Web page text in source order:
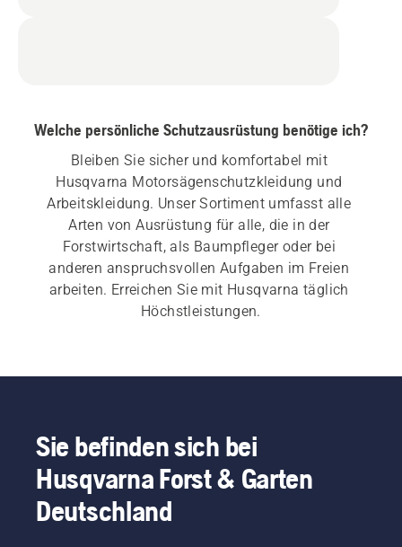
Welche persönliche Schutzausrüstung benötige ich?
Bleiben Sie sicher und komfortabel mit
Husqvarna Motorsägenschutzkleidung und
Arbeitskleidung. Unser Sortiment umfasst alle
Arten von Ausrüstung für alle, die in der
Forstwirtschaft, als Baumpfleger oder bei
anderen anspruchsvollen Aufgaben im Freien
arbeiten. Erreichen Sie mit Husqvarna täglich
Höchstleistungen.
Sie befinden sich bei
Husqvarna Forst & Garten
Deutschland